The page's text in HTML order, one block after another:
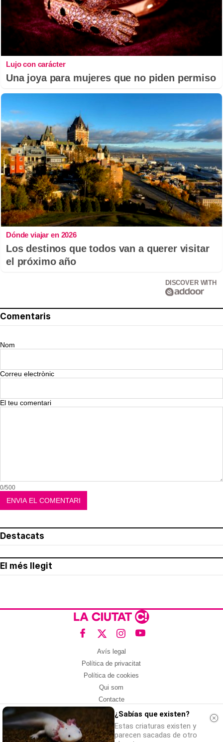
Lujo con carácter
Una joya para mujeres que no piden permiso
Dónde viajar en 2026
Los destinos que todos van a querer visitar
el próximo año
DISCOVER WITH
Comentaris
Nom
Correu electrònic
El teu comentari
0/500
Destacats
El més llegit
Avís legal
Política de privacitat
Política de cookies
Qui som
Contacte
Xarxes socials
Amb col·laboració de:
¿Sabías que existen?
Estas criaturas existen y
parecen sacadas de otro